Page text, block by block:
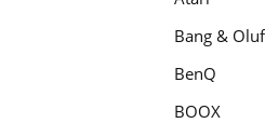
Bang &
BenQ
BOOX